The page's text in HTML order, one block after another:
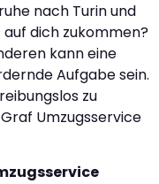
nach Turin und
auf dich zukommen?
kann eine
Aufgabe sein.
zu
Umzugsservice